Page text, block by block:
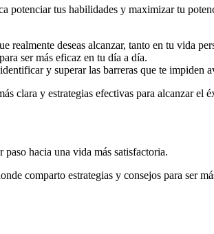
potenciar tus habilidades y maximizar tu
realmente deseas alcanzar, tanto en tu vida
ser más eficaz en tu día a día.
y superar las barreras que te impiden
clara y estrategias efectivas para alcanzar el
hacia una vida más satisfactoria.
comparto estrategias y consejos para ser